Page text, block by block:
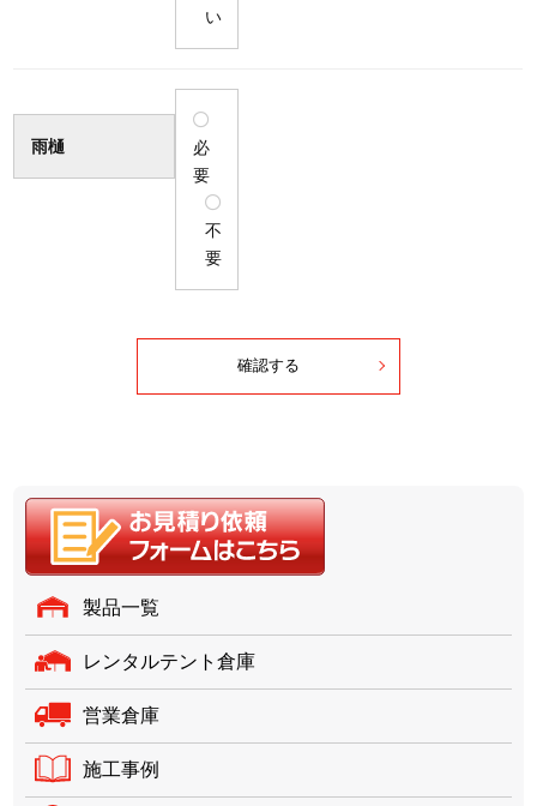
い
雨樋
必
要
不
要
確認する
製品一覧
レンタルテント倉庫
営業倉庫
施工事例